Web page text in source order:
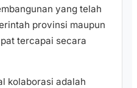
yang telah
provinsi maupun
tercapai secara
kolaborasi adalah